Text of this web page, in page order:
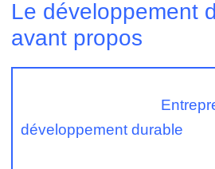
Le développement
avant propos
développement durable